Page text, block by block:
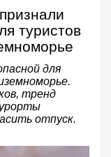
туристов
для
тренд
отпуск.